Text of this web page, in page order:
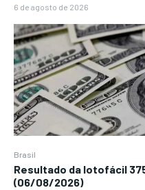
6 de agosto de 2026
Brasil
Resultado da lotofácil
(06/08/2026)